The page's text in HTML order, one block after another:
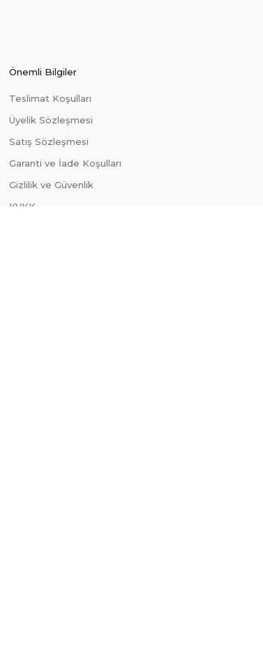
Önemli Bilgiler
Teslimat Koşulları
Üyelik Sözleşmesi
Satış Sözleşmesi
Garanti ve İade Koşulları
Gizlilik ve Güvenlik
KVKK